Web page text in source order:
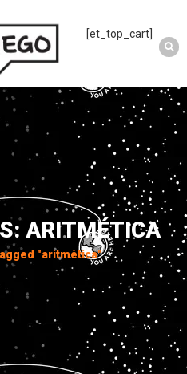
[et_top_cart]
ARITMÉTICA
"aritmética"